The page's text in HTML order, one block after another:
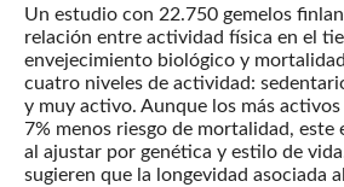
Un estudio con 22.750 gemelos
relación entre actividad física en el
envejecimiento biológico y
cuatro niveles de actividad:
y muy activo. Aunque los más
7% menos riesgo de mortalidad, este
al ajustar por genética y estilo de
sugieren que la longevidad asociada